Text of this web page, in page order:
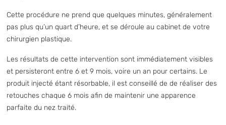
Cette procédure ne prend que quelques minutes, généralement
pas plus qu’un quart d’heure, et se déroule au cabinet de votre
chirurgien plastique.
Les résultats de cette intervention sont immédiatement visibles
et persisteront entre 6 et 9 mois, voire un an pour certains. Le
produit injecté étant résorbable, il est conseillé de de réaliser des
retouches chaque 6 mois afin de maintenir une apparence
parfaite du nez traité.